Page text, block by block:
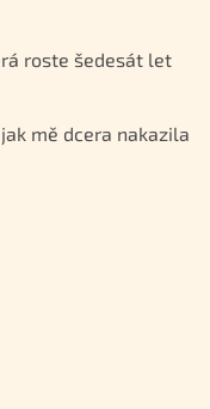
roste šedesát let
mě dcera nakazila